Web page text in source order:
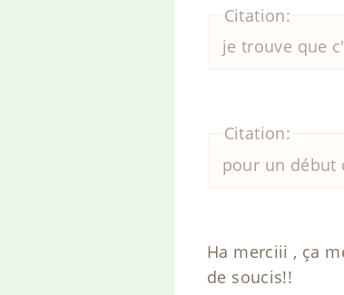
Citation:
je trouve que
Citation:
pour un début
Ha merciii , ça
de soucis!!